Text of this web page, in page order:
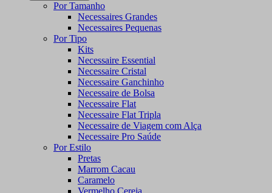
Por Tamanho
Necessaires Grandes
Necessaires Pequenas
Por Tipo
Kits
Necessaire Essential
Necessaire Cristal
Necessaire Ganchinho
Necessaire de Bolsa
Necessaire Flat
Necessaire Flat Tripla
Necessaire de Viagem com Alça
Necessaire Pro Saúde
Por Estilo
Pretas
Marrom Cacau
Caramelo
Vermelho Cereja